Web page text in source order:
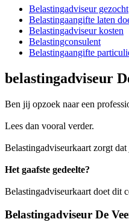
Belastingadviseur gezocht
Belastingaangifte laten
Belastingadviseur kosten
Belastingconsulent
Belastingaangifte
belastingadviseur
Ben jij opzoek naar een
Lees dan vooral verder.
Belastingadviseurkaart zorgt
Het gaafste gedeelte?
Belastingadviseurkaart doet dit
Belastingadviseur De